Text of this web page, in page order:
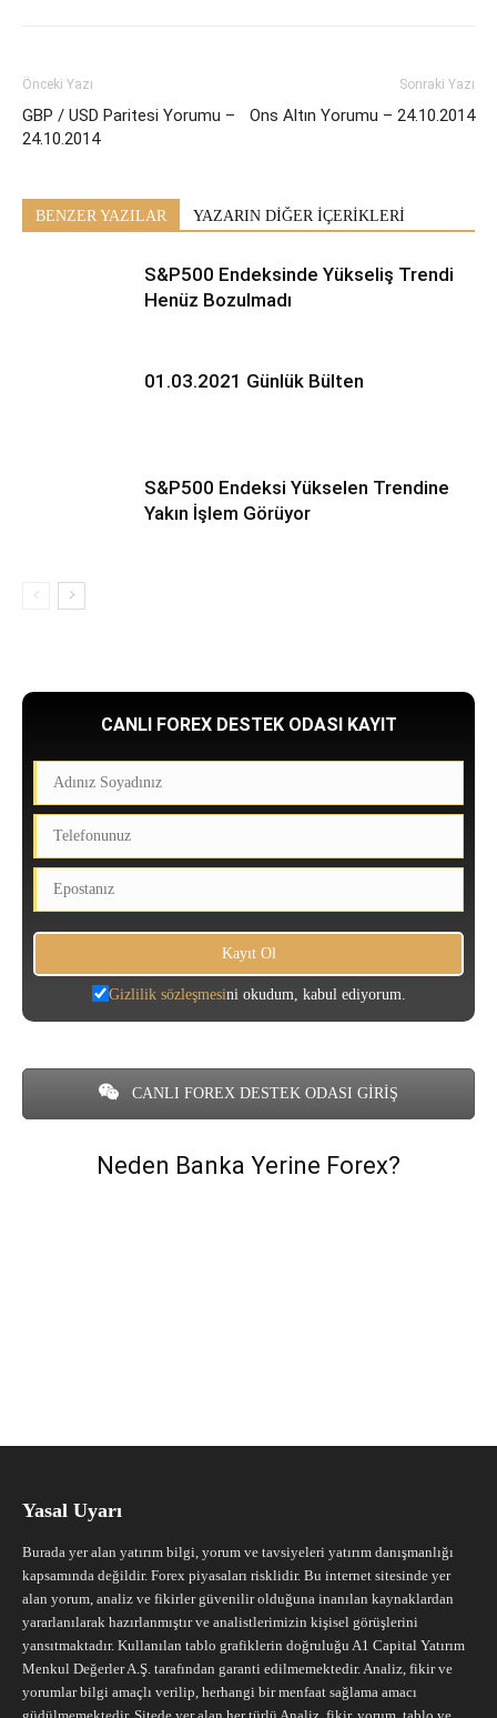
Önceki Yazı
GBP / USD Paritesi Yorumu –
24.10.2014
Sonraki Yazı
Ons Altın Yorumu – 24.10.2014
BENZER YAZILAR YAZARIN DİĞER İÇERİKLERİ
S&P500 Endeksinde Yükseliş Trendi
Henüz Bozulmadı
01.03.2021 Günlük Bülten
S&P500 Endeksi Yükselen Trendine
Yakın İşlem Görüyor
CANLI FOREX DESTEK ODASI KAYIT
Gizlilik sözleşmesini okudum, kabul ediyorum.
CANLI FOREX DESTEK ODASI GİRİŞ
Neden Banka Yerine Forex?
Yasal Uyarı
Burada yer alan yatırım bilgi, yorum ve tavsiyeleri yatırım danışmanlığı
kapsamında değildir. Forex piyasaları risklidir. Bu internet sitesinde yer
alan yorum, analiz ve fikirler güvenilir olduğuna inanılan kaynaklardan
yararlanılarak hazırlanmıştır ve analistlerimizin kişisel görüşlerini
yansıtmaktadır. Kullanılan tablo grafiklerin doğruluğu A1 Capital Yatırım
Menkul Değerler A.Ş. tarafından garanti edilmemektedir. Analiz, fikir ve
yorumlar bilgi amaçlı verilip, herhangi bir menfaat sağlama amacı